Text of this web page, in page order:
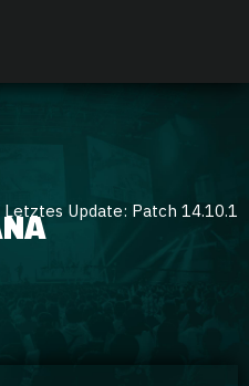
Letztes Update: Patch 14.10.1